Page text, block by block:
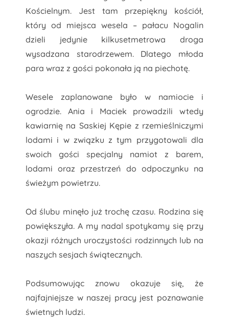
Kościelnym. Jest tam przepiękny kościół,
który od miejsca wesela – pałacu Nogalin
dzieli jedynie kilkusetmetrowa droga
wysadzana starodrzewem. Dlatego młoda
para wraz z gości pokonała ją na piechotę.
Wesele zaplanowane było w namiocie i
ogrodzie. Ania i Maciek prowadzili wtedy
kawiarnię na Saskiej Kępie z rzemieślniczymi
lodami i w związku z tym przygotowali dla
swoich gości specjalny namiot z barem,
lodami oraz przestrzeń do odpoczynku na
świeżym powietrzu.
Od ślubu minęło już trochę czasu. Rodzina się
powiększyła. A my nadal spotykamy się przy
okazji różnych uroczystości rodzinnych lub na
naszych sesjach świątecznych.
Podsumowując znowu okazuje się, że
najfajniejsze w naszej pracy jest poznawanie
świetnych ludzi.